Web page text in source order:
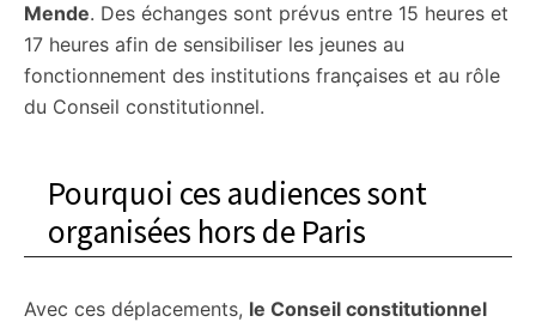
Mende. Des échanges sont prévus entre 15 heures et
17 heures afin de sensibiliser les jeunes au
fonctionnement des institutions françaises et au rôle
du Conseil constitutionnel.
Pourquoi ces audiences sont
organisées hors de Paris
Avec ces déplacements, le Conseil constitutionnel